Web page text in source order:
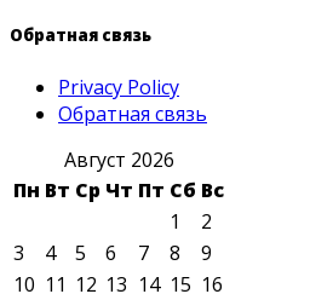
Обратная связь
Privacy Policy
Обратная связь
Август 2026
Пн Вт Ср Чт Пт Сб Вс
1
2
3
4 5 6 7 8
9
10 11 12 13 14 15 16